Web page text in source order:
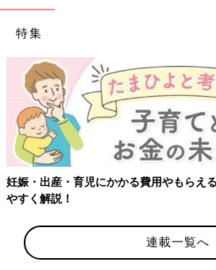
特集
かかる費用やもらえる補助金・助成金を
連載一覧へ